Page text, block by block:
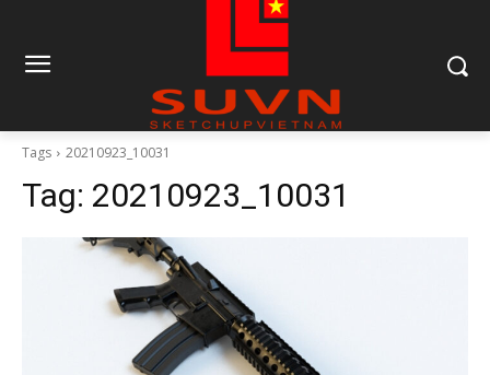
Tags 20210923_10031
Tag: 20210923_10031